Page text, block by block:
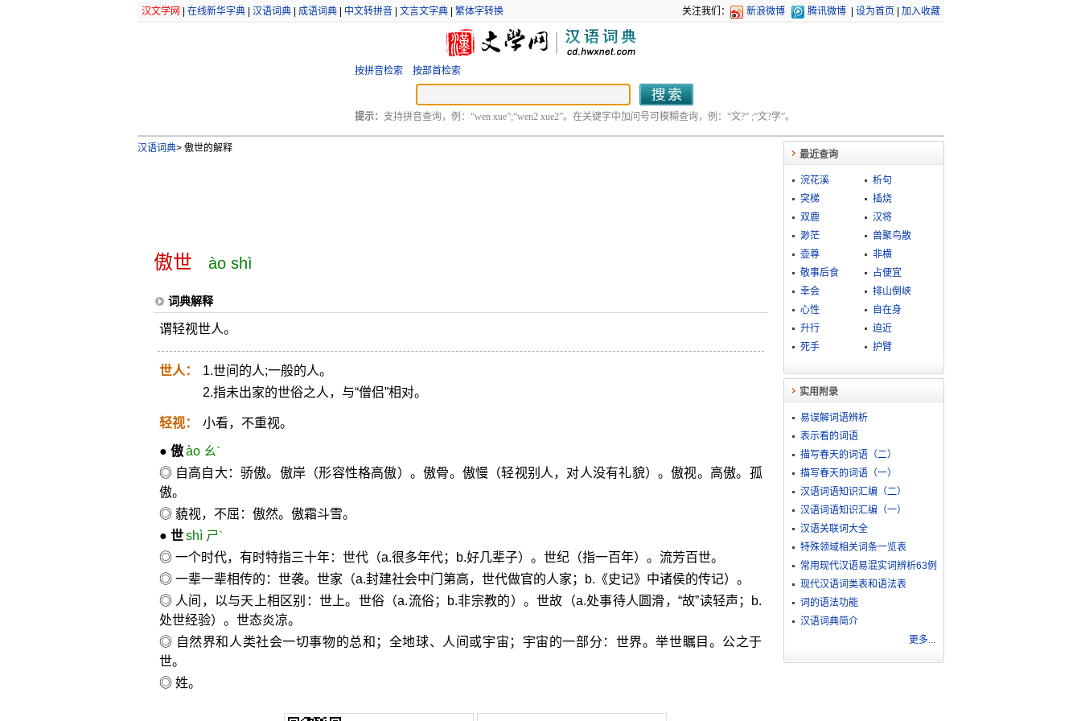
汉文学网 在线新华字典| 汉语词典| 成语词典| 中文转拼音| 文言文字典| 繁体字转换 关注我们： 新浪微博 腾讯微博 设为首页 加入收藏
按拼音检索 按部首检索
提示： 支持拼音查询，例：“wen xue”;“wen2 xue2”。在关键字中加问号可模糊查询，例：“文?” ;“文?学”。
汉语词典>傲世的解释
傲世 ào shì
词典解释
谓轻视世人。
世人：
1.世间的人;一般的人。
2.指未出家的世俗之人，与“僧侣”相对。
轻视： 小看，不重视。
● 傲 ào ㄠˋ
◎ 自高自大：骄傲。傲岸（形容性格高傲）。傲骨。傲慢（轻视别人，对人没有礼貌）。傲视。高傲。孤
傲。
◎ 藐视，不屈：傲然。傲霜斗雪。
● 世 shì ㄕˋ
◎ 一个时代，有时特指三十年：世代（a.很多年代；b.好几辈子）。世纪（指一百年）。流芳百世。
◎ 一辈一辈相传的：世袭。世家（a.封建社会中门第高，世代做官的人家；b.《史记》中诸侯的传记）。
◎ 人间，以与天上相区别：世上。世俗（a.流俗；b.非宗教的）。世故（a.处事待人圆滑，“故”读轻声；b.
处世经验）。世态炎凉。
◎ 自然界和人类社会一切事物的总和；全地球、人间或宇宙；宇宙的一部分：世界。举世瞩目。公之于
世。
◎ 姓。
最近查询
浣花溪
析句
突梯
插烧
双鹿
汉将
渺茫
兽聚鸟散
壶尊
非横
敬事后食
占便宜
幸会
排山倒峡
心性
自在身
升行
迫近
死手
护臂
实用附录
易误解词语辨析
表示看的词语
描写春天的词语（二）
描写春天的词语（一）
汉语词语知识汇编（二）
汉语词语知识汇编（一）
汉语关联词大全
特殊领域相关词条一览表
常用现代汉语易混实词辨析63例
现代汉语词类表和语法表
词的语法功能
汉语词典简介
更多...